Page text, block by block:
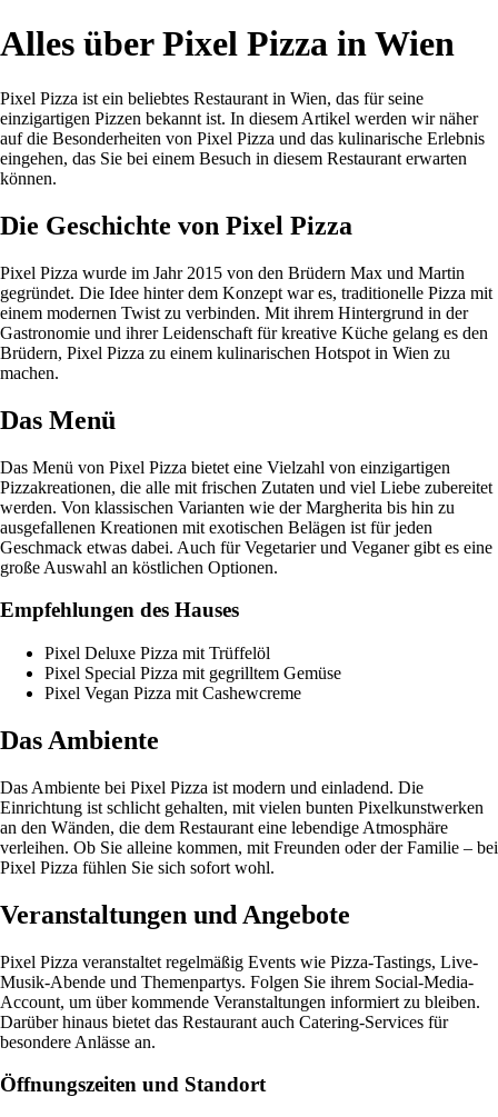
Alles über Pixel Pizza in Wien
Pixel Pizza ist ein beliebtes Restaurant in Wien, das für seine
einzigartigen Pizzen bekannt ist. In diesem Artikel werden wir näher
auf die Besonderheiten von Pixel Pizza und das kulinarische Erlebnis
eingehen, das Sie bei einem Besuch in diesem Restaurant erwarten
können.
Die Geschichte von Pixel Pizza
Pixel Pizza wurde im Jahr 2015 von den Brüdern Max und Martin
gegründet. Die Idee hinter dem Konzept war es, traditionelle Pizza mit
einem modernen Twist zu verbinden. Mit ihrem Hintergrund in der
Gastronomie und ihrer Leidenschaft für kreative Küche gelang es den
Brüdern, Pixel Pizza zu einem kulinarischen Hotspot in Wien zu
machen.
Das Menü
Das Menü von Pixel Pizza bietet eine Vielzahl von einzigartigen
Pizzakreationen, die alle mit frischen Zutaten und viel Liebe zubereitet
werden. Von klassischen Varianten wie der Margherita bis hin zu
ausgefallenen Kreationen mit exotischen Belägen ist für jeden
Geschmack etwas dabei. Auch für Vegetarier und Veganer gibt es eine
große Auswahl an köstlichen Optionen.
Empfehlungen des Hauses
Pixel Deluxe Pizza mit Trüffelöl
Pixel Special Pizza mit gegrilltem Gemüse
Pixel Vegan Pizza mit Cashewcreme
Das Ambiente
Das Ambiente bei Pixel Pizza ist modern und einladend. Die
Einrichtung ist schlicht gehalten, mit vielen bunten Pixelkunstwerken
an den Wänden, die dem Restaurant eine lebendige Atmosphäre
verleihen. Ob Sie alleine kommen, mit Freunden oder der Familie – bei
Pixel Pizza fühlen Sie sich sofort wohl.
Veranstaltungen und Angebote
Pixel Pizza veranstaltet regelmäßig Events wie Pizza-Tastings, Live-
Musik-Abende und Themenpartys. Folgen Sie ihrem Social-Media-
Account, um über kommende Veranstaltungen informiert zu bleiben.
Darüber hinaus bietet das Restaurant auch Catering-Services für
besondere Anlässe an.
Öffnungszeiten und Standort